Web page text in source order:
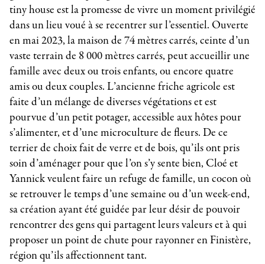
tiny house est la promesse de vivre un moment privilégié
dans un lieu voué à se recentrer sur l’essentiel. Ouverte
en mai 2023, la maison de 74 mètres carrés, ceinte d’un
vaste terrain de 8 000 mètres carrés, peut accueillir une
famille avec deux ou trois enfants, ou encore quatre
amis ou deux couples. L’ancienne friche agricole est
faite d’un mélange de diverses végétations et est
pourvue d’un petit potager, accessible aux hôtes pour
s’alimenter, et d’une microculture de fleurs. De ce
terrier de choix fait de verre et de bois, qu’ils ont pris
soin d’aménager pour que l’on s’y sente bien, Cloé et
Yannick veulent faire un refuge de famille, un cocon où
se retrouver le temps d’une semaine ou d’un week-end,
sa création ayant été guidée par leur désir de pouvoir
rencontrer des gens qui partagent leurs valeurs et à qui
proposer un point de chute pour rayonner en Finistère,
région qu’ils affectionnent tant.